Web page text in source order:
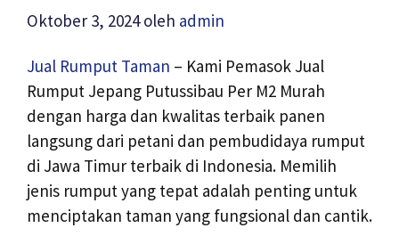
Oktober 3, 2024 oleh admin
Jual Rumput Taman – Kami Pemasok Jual
Rumput Jepang Putussibau Per M2 Murah
dengan harga dan kwalitas terbaik panen
langsung dari petani dan pembudidaya rumput
di Jawa Timur terbaik di Indonesia. Memilih
jenis rumput yang tepat adalah penting untuk
menciptakan taman yang fungsional dan cantik.